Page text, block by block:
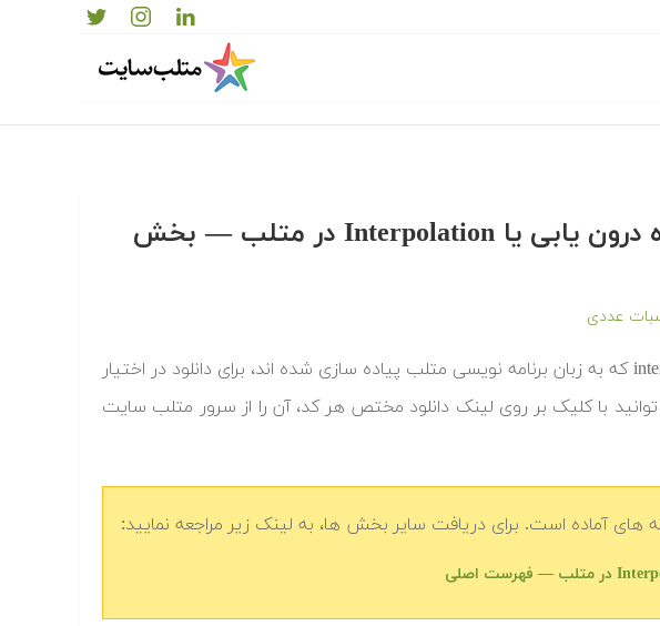
دانلود رایگان کدها و برنامه های آماده درون یابی یا Interpolation در متلب‬‬ — بخش
عددی
‫در ادامه کدها و برنامه های آماده درون یابی یا interpolation که به زبان برنامه نویسی متلب پیاده سازی شده اند، برای دانلود در اختیار
با کلیک بر روی لینک دانلود مختص هر کد، آن را از سرور متلب سایت
آماده است. برای دریافت سایر بخش ها، به لینک زیر مراجعه نمایید: